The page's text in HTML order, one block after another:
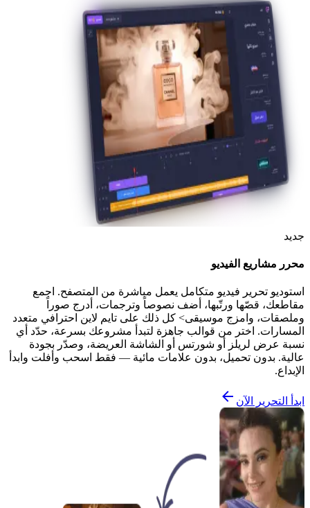
جديد
محرر مشاريع الفيديو
استوديو تحرير فيديو متكامل يعمل مباشرة من المتصفح. اجمع
مقاطعك، قصّها ورتّبها، أضف نصوصاً وترجمات، أدرج صوراً
وملصقات، وامزج موسيقى> كل ذلك على تايم لاين احترافي متعدد
المسارات. اختر من قوالب جاهزة لتبدأ مشروعك بسرعة، حدّد أي
نسبة عرض لريلز أو شورتس أو الشاشة العريضة، وصدّر بجودة
عالية. بدون تحميل، بدون علامات مائية — فقط اسحب وأفلت وابدأ
الإبداع.
ابدأ التحرير الآن